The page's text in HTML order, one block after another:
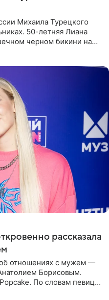
Михаила Турецкого
50-летняя Лиана
черном бикини на
рассказала
об отношениях с мужем —
Борисовым.
По словам певицы,